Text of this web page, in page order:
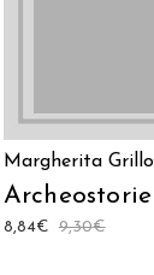
Margherita Grillo
Archeostorie
9,30€
8,84€